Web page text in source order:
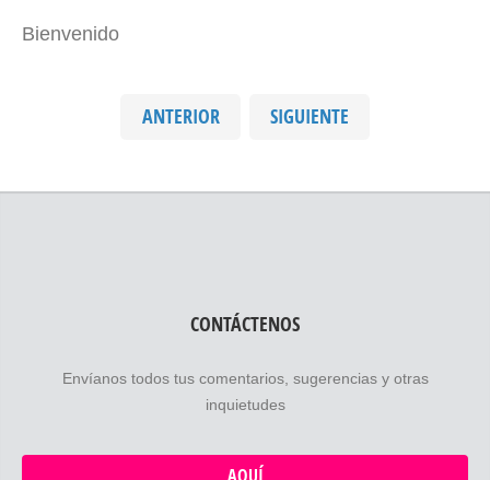
Bienvenido
ANTERIOR SIGUIENTE
CONTÁCTENOS
Envíanos todos tus comentarios, sugerencias y otras
inquietudes